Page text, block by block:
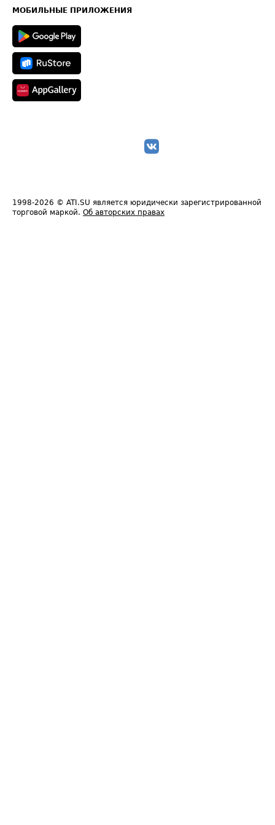
Техническая информация
МОБИЛЬНЫЕ ПРИЛОЖЕНИЯ
1998-2026 © ATI.SU является юридически зарегистрированной
торговой маркой. Об авторских правах